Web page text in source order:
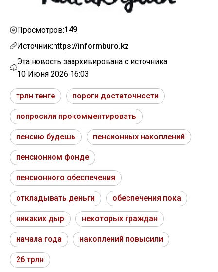
Просмотров:149
Источник:https://informburo.kz
Эта новость заархивирована с источника
10 Июня 2026 16:03
трлн тенге пороги достаточности
попросили прокомментировать
пенсию будешь пенсионных накоплений
пенсионном фонде
пенсионного обеспечения
откладывать деньги обеспечения пока
никаких дыр некоторых граждан
начала года накоплений повысили
26 трлн